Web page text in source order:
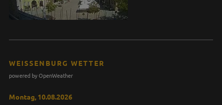
WEISSENBURG WETTER
powered by OpenWeather
Montag, 10.08.2026